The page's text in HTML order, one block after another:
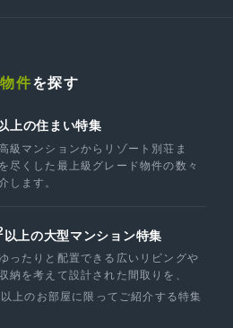
件を探す
上の住まい特集
級マンションからリゾート別荘ま
尽くした最上級グレード物件の数々
します。
以上の大型マンション特集
ったりと配置できる広いリビングや
納を考えて設計された間取りを、
以上のお部屋に限ってご紹介する特集